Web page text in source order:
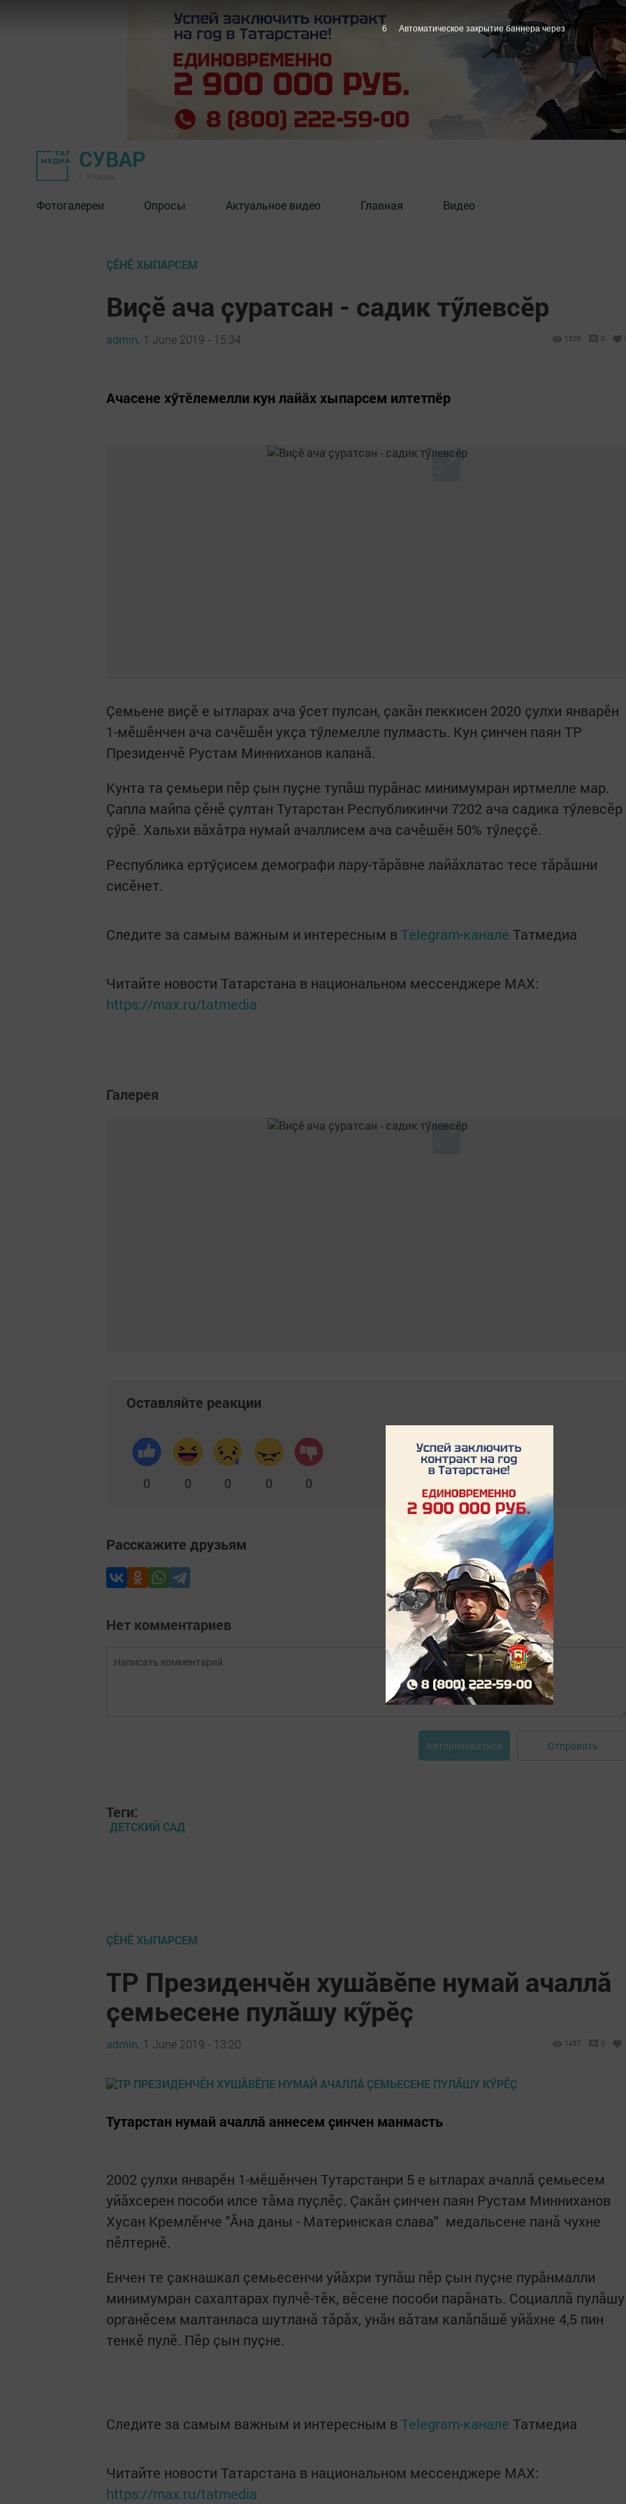
СУВАР
Фотогалереи Опросы Актуальное видео Главная Видео
ÇӖНӖ ХЫПАРСЕМ
Виҫӗ ача ҫуратсан - садик тӳлевсӗр
admin, 1 June 2019 - 15:34 1506 0
Ачасене хӳтӗлемелли кун лайӑх хыпарсем илтетпӗр
Ҫемьене виҫӗ е ытларах ача ӳсет пулсан, ҫакӑн пеккисен 2020 ҫулхи январӗн
1-мӗшӗнчен ача сачӗшӗн укҫа тӳлемелле пулмасть. Кун ҫинчен паян ТР
Президенчӗ Рустам Минниханов каланӑ.
Кунта та ҫемьери пӗр ҫын пуҫне тупӑш пурӑнас минимумран иртмелле мар.
Ҫапла майпа ҫӗнӗ ҫултан Тутарстан Республикинчи 7202 ача садика тӳлевсӗр
ҫӳрӗ. Хальхи вӑхӑтра нумай ачаллисем ача сачӗшӗн 50% тӳлеҫҫӗ.
Республика ертӳçисем демографи лару-тӑрӑвне лайӑхлатас тесе тӑрӑшни
сисӗнет.
Следите за самым важным и интересным в Telegram-канале Татмедиа
Читайте новости Татарстана в национальном мессенджере MАХ:
https://max.ru/tatmedia
Галерея
Оставляйте реакции
0 0 0 0 0
Расскажите друзьям
Нет комментариев
Авторизоваться Отправить
Теги:
ДЕТСКИЙ САД
ÇӖНӖ ХЫПАРСЕМ
ТР Президенчӗн хушӑвӗпе нумай ачаллӑ
ҫемьесене пулӑшу кӳрӗҫ
admin, 1 June 2019 - 13:20 1457 0
Тутарстан нумай ачаллӑ аннесем ҫинчен манмасть
2002 ҫулхи январӗн 1-мӗшӗнчен Тутарстанри 5 е ытларах ачаллӑ ҫемьесем
уйӑхсерен пособи илсе тӑма пуҫлӗҫ. Ҫакӑн ҫинчен паян Рустам Минниханов
Хусан Кремлӗнче "Ӑна даны - Материнская слава" медальсене панӑ чухне
пӗлтернӗ.
Енчен те ҫакнашкал ҫемьесенчи уйӑхри тупӑш пӗр ҫын пуҫне пурӑнмалли
минимумран сахалтарах пулчӗ-тӗк, вӗсене пособи парӑнать. Социаллӑ пулӑшу
органӗсем малтанласа шутланӑ тӑрӑх, унӑн вӑтам калӑпӑшӗ уйӑхне 4,5 пин
тенкӗ пулӗ. Пӗр ҫын пуҫне.
Следите за самым важным и интересным в Telegram-канале Татмедиа
Читайте новости Татарстана в национальном мессенджере MАХ:
https://max.ru/tatmedia
5 Автоматическое закрытие баннера через